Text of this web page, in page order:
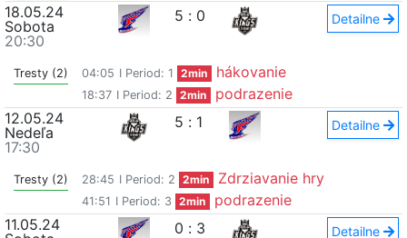
18.05.24
Sobota
20:30
5 : 0 Detailne
Tresty (2) 04:05 I Period: 1 2min hákovanie
18:37 I Period: 2 2min
podrazenie
12.05.24
Nedeľa
17:30
5 : 1 Detailne
Tresty (2) 28:45 I Period: 2 2min Zdrziavanie hry
41:51 I Period: 3 2min
podrazenie
11.05.24
0 : 3 Detailne